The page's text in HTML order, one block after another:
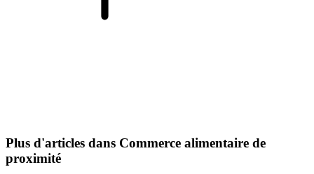
Plus d'articles dans Commerce alimentaire de
proximité